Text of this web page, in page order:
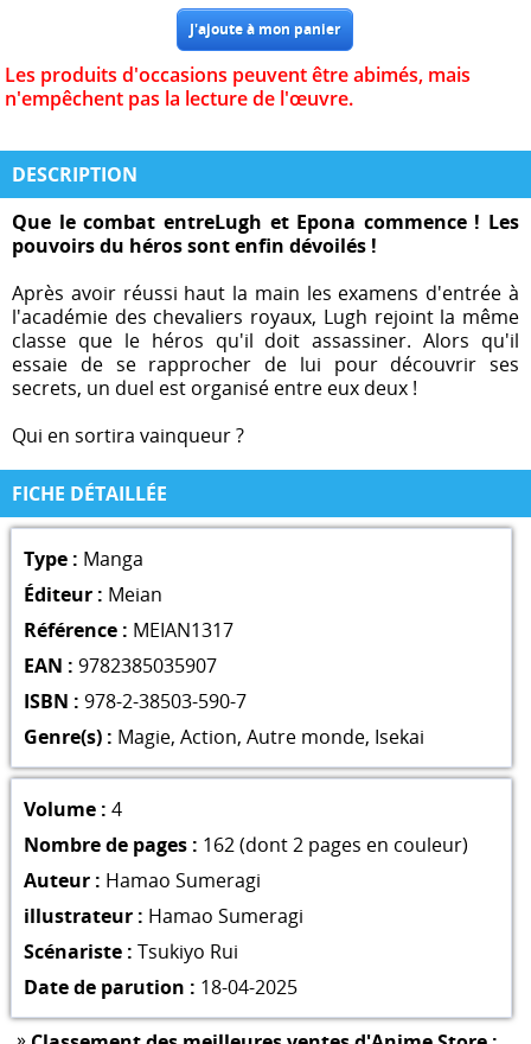
Les produits d'occasions peuvent être abimés, mais
n'empêchent pas la lecture de l'œuvre.
DESCRIPTION
Que le combat entreLugh et Epona commence ! Les
pouvoirs du héros sont enfin dévoilés !
Après avoir réussi haut la main les examens d'entrée à
l'académie des chevaliers royaux, Lugh rejoint la même
classe que le héros qu'il doit assassiner. Alors qu'il
essaie de se rapprocher de lui pour découvrir ses
secrets, un duel est organisé entre eux deux !
Qui en sortira vainqueur ?
FICHE DÉTAILLÉE
Type : Manga
Éditeur : Meian
Référence : MEIAN1317
EAN : 9782385035907
ISBN : 978-2-38503-590-7
Genre(s) : Magie, Action, Autre monde, Isekai
Volume : 4
Nombre de pages : 162 (dont 2 pages en couleur)
Auteur : Hamao Sumeragi
illustrateur : Hamao Sumeragi
Scénariste : Tsukiyo Rui
Date de parution : 18-04-2025
»